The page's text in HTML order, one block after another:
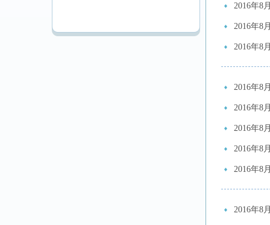
2016年8
2016年8
2016年8
2016年8
2016年8
2016年8
2016年8
2016年8
2016年8